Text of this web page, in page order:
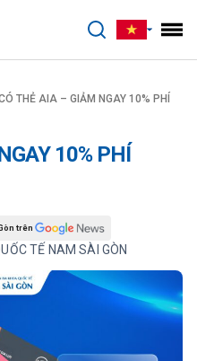
THẺ AIA – GIẢM NGAY 10% PHÍ
10% PHÍ
TẾ NAM SÀI GÒN
trên